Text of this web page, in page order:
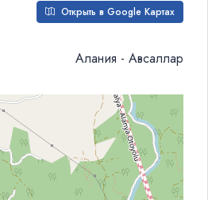
Открыть в Google Картах
Алания - Авсаллар